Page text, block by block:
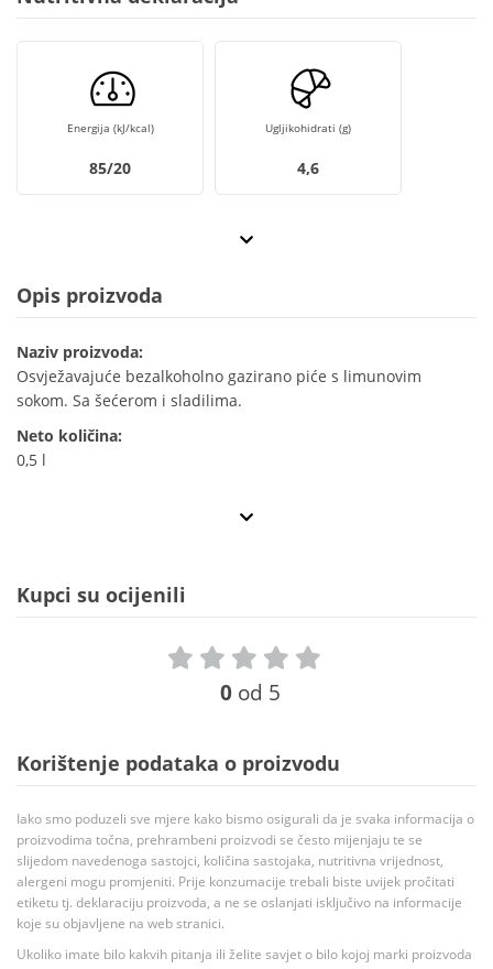
Energija (kJ/kcal)
85/20
Ugljikohidrati (g)
4,6
Opis proizvoda
Naziv proizvoda:
Osvježavajuće bezalkoholno gazirano piće s limunovim
sokom. Sa šećerom i sladilima.
Neto količina:
0,5 l
Kupci su ocijenili
0 od 5
Korištenje podataka o proizvodu
Iako smo poduzeli sve mjere kako bismo osigurali da je svaka informacija o
proizvodima točna, prehrambeni proizvodi se često mijenjaju te se
slijedom navedenoga sastojci, količina sastojaka, nutritivna vrijednost,
alergeni mogu promjeniti. Prije konzumacije trebali biste uvijek pročitati
etiketu tj. deklaraciju proizvoda, a ne se oslanjati isključivo na informacije
koje su objavljene na web stranici.
Ukoliko imate bilo kakvih pitanja ili želite savjet o bilo kojoj marki proizvoda